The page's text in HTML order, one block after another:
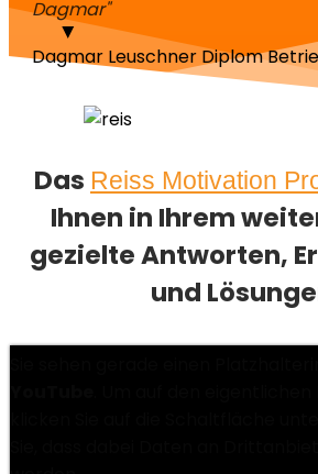
Dagmar"
Dagmar Leuschner Diplom
Das Reiss Motivation
Ihnen in Ihrem
gezielte Antworten,
und